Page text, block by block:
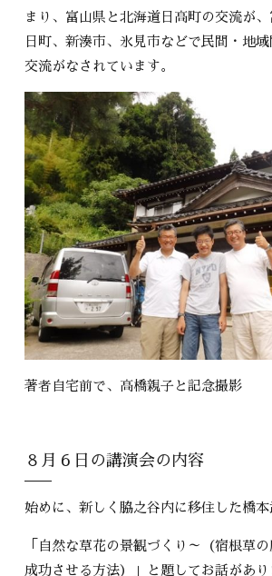
まり、富山県と北海道日高町の交流が
日町、新湊市、氷見市などで民間・地
交流がなされています。
著者自宅前で、高橋親子と記念撮影
８月６日の講演会の内容
始めに、新しく脇之谷内に移住した橋
「自然な草花の景観づくり～（宿根草
成功させる方法）」と題してお話があり